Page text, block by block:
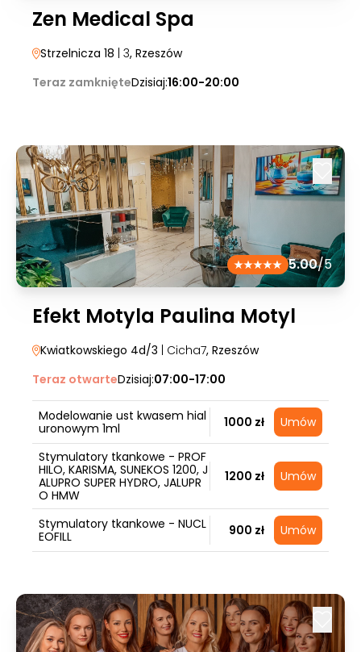
Zen Medical Spa
Strzelnicza 18 | 3, Rzeszów
Teraz zamknięteDzisiaj:16:00-20:00
5.00/5
Efekt Motyla Paulina Motyl
Kwiatkowskiego 4d/3 | Cicha7, Rzeszów
Teraz otwarteDzisiaj:07:00-17:00
Modelowanie ust kwasem hial
uronowym 1ml
1000 zł Umów
Stymulatory tkankowe - PROF
HILO, KARISMA, SUNEKOS 1200, J
ALUPRO SUPER HYDRO, JALUPR
O HMW
1200 zł Umów
Stymulatory tkankowe - NUCL
EOFILL
900 zł Umów